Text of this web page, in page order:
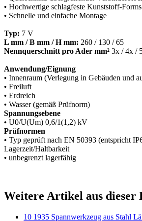
• Hochwertige schlagfeste Kunststoff-
• Schnelle und einfache Montage
Typ: 7 V
L mm / B mm / H mm: 260 / 130 / 65
Nennquerschnitt pro Ader mm² 3x / 4x /
Anwendung/Eignung
• Innenraum (Verlegung in Gebäuden und
• Freiluft
• Erdreich
• Wasser (gemäß Prüfnorm)
Spannungsebene
• U0/U(Um) 0,6/1(1,2) kV
Prüfnormen
• Typ geprüft nach EN 50393 (entspricht
Lagerzeit/Haltbarkeit
• unbegrenzt lagerfähig
Weitere Artikel aus dieser
10 1935 Spannwerkzeug aus Stahl